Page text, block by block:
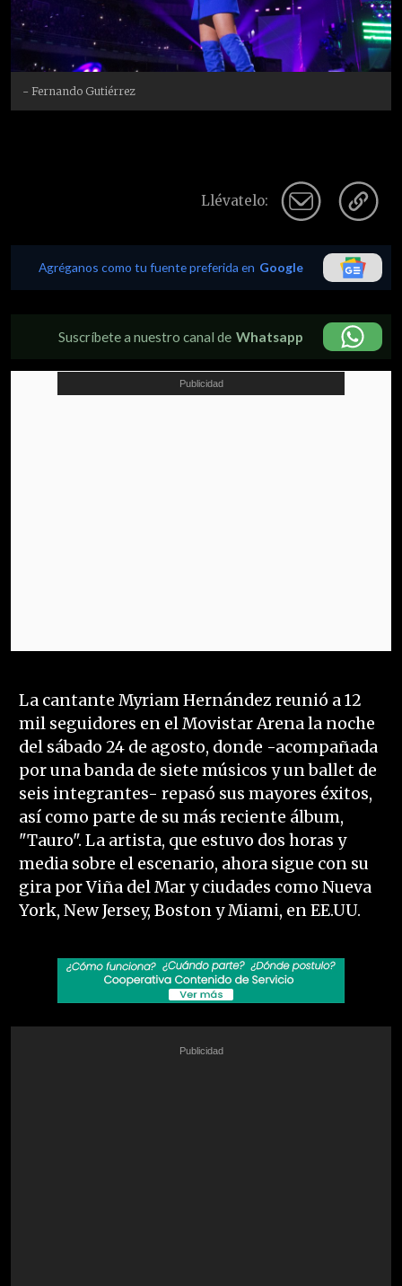
- Fernando Gutiérrez
Llévatelo:
Agréganos como tu fuente preferida en Google
Suscríbete a nuestro canal de Whatsapp
La cantante Myriam Hernández reunió a 12
mil seguidores en el Movistar Arena la noche
del sábado 24 de agosto, donde -acompañada
por una banda de siete músicos y un ballet de
seis integrantes- repasó sus mayores éxitos,
así como parte de su más reciente álbum,
"Tauro". La artista, que estuvo dos horas y
media sobre el escenario, ahora sigue con su
gira por Viña del Mar y ciudades como Nueva
York, New Jersey, Boston y Miami, en EE.UU.